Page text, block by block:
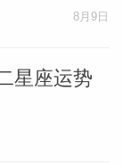
8月9日
星座运势